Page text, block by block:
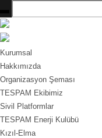
Kurumsal
Hakkımızda
Organizasyon Şeması
TESPAM Ekibimiz
Sivil Platformlar
TESPAM Enerji Kulübü
Kızıl-Elma